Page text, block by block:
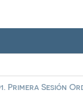
Primera Sesión